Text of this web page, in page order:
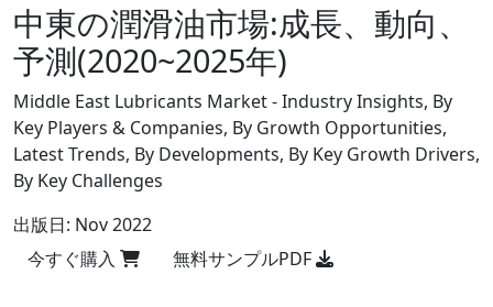
中東の潤滑油市場:成長、動向、
予測(2020~2025年)
Middle East Lubricants Market - Industry Insights, By
Key Players & Companies, By Growth Opportunities,
Latest Trends, By Developments, By Key Growth Drivers,
By Key Challenges
出版日: Nov 2022
今すぐ購入
無料サンプルPDF